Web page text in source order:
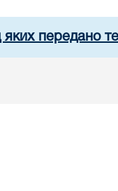
яких передано